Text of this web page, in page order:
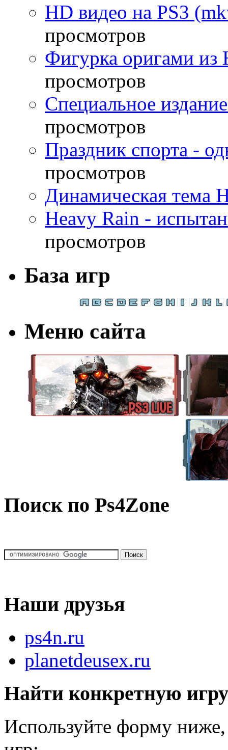
HD видео на PS3
просмотров
Фигурка оригами из
просмотров
Специальное
просмотров
Праздник спорта -
просмотров
Динамическая тема
Heavy Rain -
просмотров
База игр
Меню сайта
Поиск по Ps4Zone
Наши друзья
ps4n.ru
planetdeusex.ru
Найти конкретную
Используйте форму